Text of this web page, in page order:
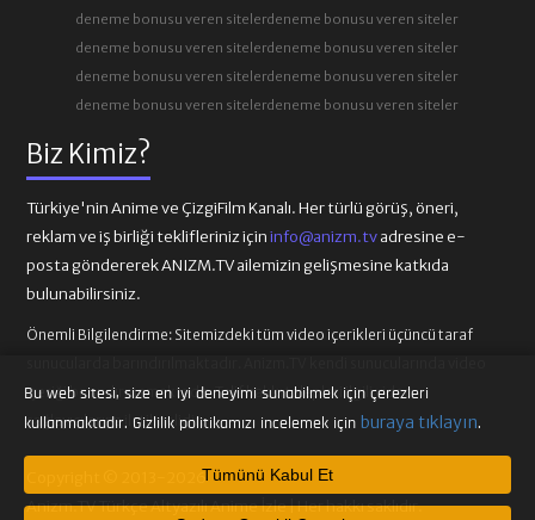
Biz Kimiz?
Türkiye'nin Anime ve ÇizgiFilm Kanalı. Her türlü görüş, öneri,
reklam ve iş birliği teklifleriniz içininfo@anizm.tvadresine e-
posta göndererek ANIZM.TV ailemizin gelişmesine katkıda
bulunabilirsiniz.
Önemli Bilgilendirme: Sitemizdeki tüm video içerikleri üçüncü taraf
içeriği barındırmamaktadır. Telif hakkı talepleri ilgili video
sağlayıcılarına iletilmelidir.
Copyright © 2013-2026
Anizm.TV Türkçe Altyazılı Anime İzle | Her hakkı saklıdır.
deneme bonusu veren sitelerdeneme bonusu veren siteler
deneme bonusu veren sitelerdeneme bonusu veren siteler
deneme bonusu veren sitelerdeneme bonusu veren siteler
deneme bonusu veren sitelerdeneme bonusu veren siteler
Bu web sitesi, size en iyi deneyimi sunabilmek için çerezleri
kullanmaktadır. Gizlilik politikamızı incelemek için buraya tıklayın.
Tümünü Kabul Et